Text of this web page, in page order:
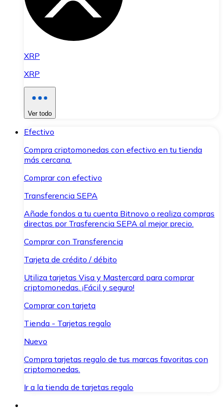
XRP
XRP
Ver todo
Efectivo
Compra criptomonedas con efectivo en tu tienda
más cercana.
Comprar con efectivo
Transferencia SEPA
Añade fondos a tu cuenta Bitnovo o realiza compras
directas por Trasferencia SEPA al mejor precio.
Comprar con Transferencia
Tarjeta de crédito / débito
Utiliza tarjetas Visa y Mastercard para comprar
criptomonedas. ¡Fácil y seguro!
Comprar con tarjeta
Tienda - Tarjetas regalo
Nuevo
Compra tarjetas regalo de tus marcas favoritas con
criptomonedas.
Ir a la tienda de tarjetas regalo